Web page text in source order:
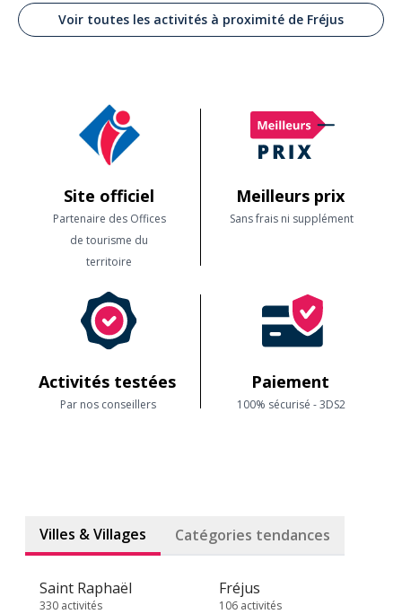
Voir toutes les activités à proximité de Fréjus
Site officiel
Partenaire des Offices
de tourisme du
territoire
Meilleurs prix
Sans frais ni supplément
Activités testées
Par nos conseillers
Paiement
100% sécurisé - 3DS2
Villes & Villages Catégories tendances
Saint Raphaël
330 activités
Fréjus
106 activités